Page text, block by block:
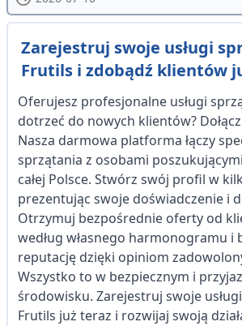
Zarejestruj swoje usługi
Frutils i zdobądź klientów
Oferujesz profesjonalne usługi
dotrzeć do nowych klientów?
Nasza darmowa platforma łączy
sprzątania z osobami
całej Polsce. Stwórz swój profil w
prezentując swoje doświadczenie i
Otrzymuj bezpośrednie oferty od
według własnego harmonogramu i
reputację dzięki opiniom
Wszystko to w bezpiecznym i
środowisku. Zarejestruj swoje
Frutils już teraz i rozwijaj swoją